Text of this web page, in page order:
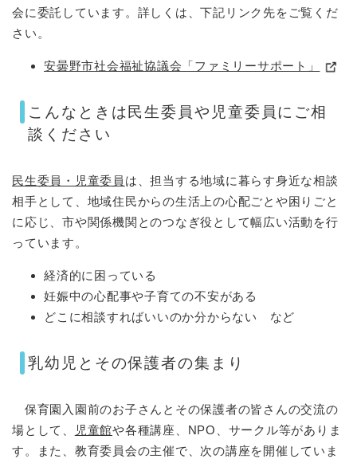
会に委託しています。詳しくは、下記リンク先をご覧くだ
さい。
安曇野市社会福祉協議会「ファミリーサポート」
こんなときは民生委員や児童委員にご相
談ください
民生委員・児童委員 は、担当する地域に暮らす身近な相談
相手として、地域住民からの生活上の心配ごとや困りごと
に応じ、市や関係機関とのつなぎ役として幅広い活動を行
っています。
経済的に困っている
妊娠中の心配事や子育ての不安がある
どこに相談すればいいのか分からない など
乳幼児とその保護者の集まり
保育園入園前のお子さんとその保護者の皆さんの交流の
場として、
児童館や各種講座、NPO、サークル等がありま
す。また、教育委員会の主催で、次の講座を開催していま